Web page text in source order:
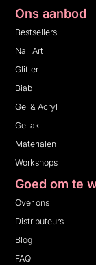
Ons aanbod
Bestsellers
Nail Art
Glitter
Biab
Gel & Acryl
Gellak
Materialen
Workshops
Goed om te
Over ons
Distributeurs
Blog
FAQ